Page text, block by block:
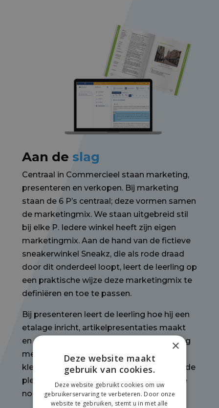
Aan de slag
Centraal in Commercieel staan marketing,
presenteren en verkopen. Bij marketing
staan de 6 P’s centraal; deze vormen samen
de marketingmix. We staan uitgebreid stil
bij elke P. Iedere winkel heeft zijn eigen
marketingmix. Aan de hand van de fictieve
sneakerwinkel Sneakz, die als rode draad
door dit onderdeel loopt, leert de leerling op
een praktische wijze deze marketingmix te
definiëren en toe te passen.
Bij presenteren leert de leerling hoe hij een
etalage inricht, artikelpresentaties maakt
en deze bijhoudt. Hij houdt hierbij rekening
met het soort product, verschillende
kleurstellingen, compositie en sfeer. Ook de
plek van de artikelen in de winkel krijgt de
nodige aandacht.
×
Deze website maakt
gebruik van cookies.
Deze website gebruikt cookies om uw
gebruikerservaring te verbeteren. Door onze
website te gebruiken, stemt u in met alle